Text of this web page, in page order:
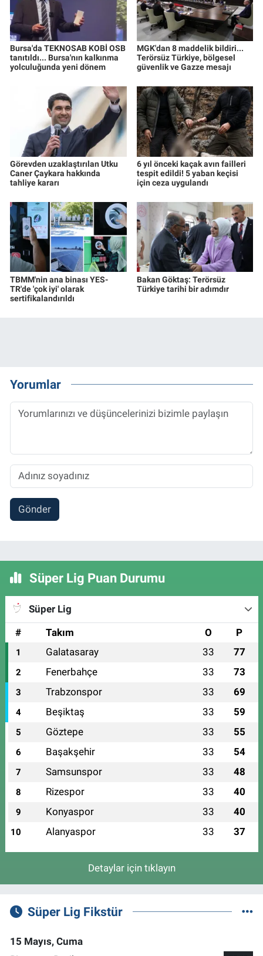
Bursa'da TEKNOSAB KOBİ OSB
tanıtıldı... Bursa'nın kalkınma
yolculuğunda yeni dönem
MGK'dan 8 maddelik bildiri...
Terörsüz Türkiye, bölgesel
güvenlik ve Gazze mesajı
Görevden uzaklaştırılan Utku
Caner Çaykara hakkında
tahliye kararı
6 yıl önceki kaçak avın failleri
tespit edildi! 5 yaban keçisi
için ceza uygulandı
TBMM'nin ana binası YES-
TR'de 'çok iyi' olarak
sertifikalandırıldı
Bakan Göktaş: Terörsüz
Türkiye tarihi bir adımdır
Yorumlar
Gönder
Süper Lig Puan Durumu
Süper Lig
#
Takım O P
1 Galatasaray 33 77
2 Fenerbahçe 33 73
3 Trabzonspor 33 69
4 Beşiktaş 33 59
5 Göztepe 33 55
6 Başakşehir 33 54
7 Samsunspor 33 48
8 Rizespor 33 40
9 Konyaspor 33 40
10 Alanyaspor 33 37
Detaylar için tıklayın
Süper Lig Fikstür
15 Mayıs, Cuma